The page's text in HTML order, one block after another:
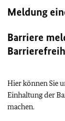
Meldung
Barriere
Hier können Sie
Einhaltung der
machen.